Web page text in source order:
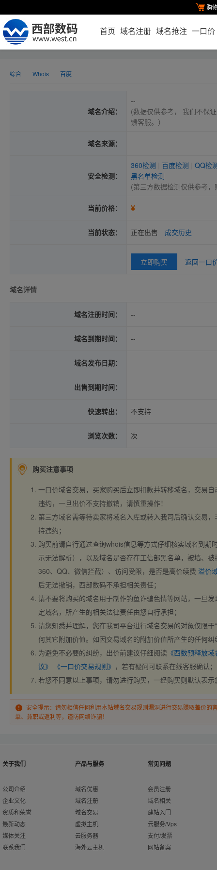
购
首页 域名注册 域名抢注 一口价
综合 Whois 百度
域名介绍：
--
(数据仅供参考， 我们不保
馈客服。）
域名来源：
安全检测：
360检测 百度检测
QQ检
黑名单检测
(第三方数据检测仅供参考
当前价格： ¥
当前状态： 正在出售 成交历史
立即购买 返回一口
域名详情
域名注册时间： --
域名到期时间： --
域名发布日期：
出售到期时间：
快速转出： 不支持
浏览次数： 次
购买注意事项
一口价域名交易，买家购买后立即扣款并转移域名，交易
违约，一旦出价不支持撤销，请慎重操作！
第三方域名需等待卖家将域名入库或转入我司后确认交易
持违约；
购买前请自行通过查询whois信息等方式仔细核实域名到期
示无法解析），以及域名是否存在工信部黑名单，被墙、
360、QQ、微信拦截）、访问受限，是否是高价续费 溢价
后无法撤销，西部数码不承担相关责任；
请不要将购买的域名用于制作钓鱼诈骗色情等网站，一旦
定域名，所产生的相关法律责任由您自行承担；
请您知悉并理解，您在我司平台进行域名交易的对象仅限于
何其它附加价值。如因交易域名的附加价值所产生的任何
为避免不必要的纠纷，出价前建议仔细阅读 《西数预释放
议》
《一口价交易规则》 ，若有疑问可联系在线客服确认；
若您不同意以上事项，请勿进行购买，一经购买则默认表
安全提示：请勿相信任何利用本站域名交易规则漏洞进行交易赚取差价的
单、兼职或返利等，谨防网络诈骗！
关于我们
公司介绍
企业文化
资质和荣誉
最新动态
媒体关注
联系我们
产品与服务
域名优惠
域名注册
域名交易
虚拟主机
云服务器
海外云主机
常见问题
会员注册
域名相关
建站入门
云服务/Vps
支付/发票
网站备案